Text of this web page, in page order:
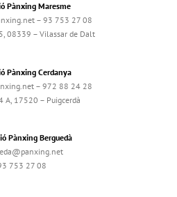
Pànxing Maresme
– 93 753 27 08
08339 – Vilassar de Dalt
Pànxing Cerdanya
– 972 88 24 28
A, 17520 – Puigcerdà
Pànxing Berguedà
753 27 08